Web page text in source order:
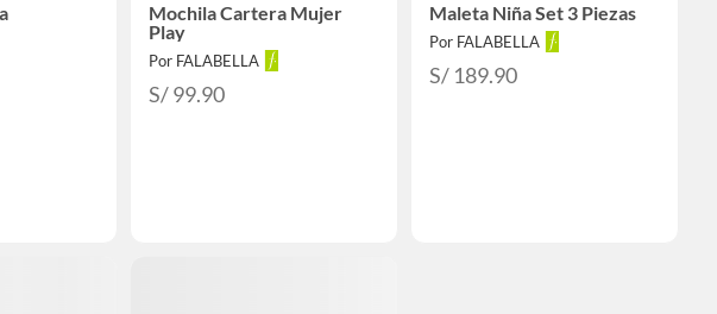
Mochila Cartera Mujer
Play
Por FALABELLA
S/ 99.90
Maleta Niña Set 3 Piezas
Por FALABELLA
S/ 189.90